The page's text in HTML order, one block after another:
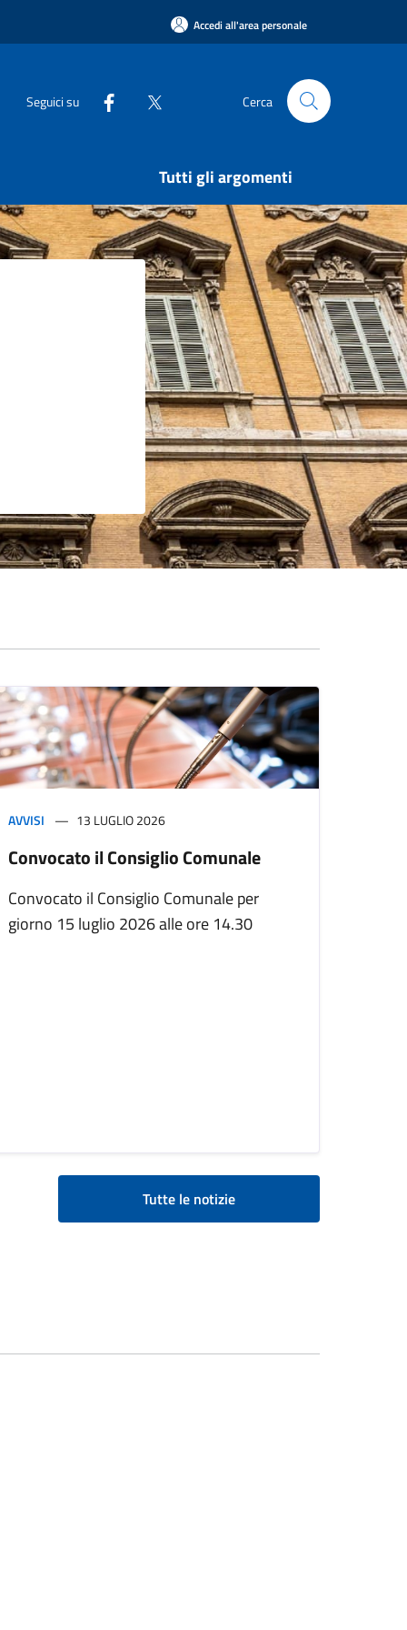
Accedi all'area personale
Seguici su Cerca
Tutti gli argomenti
AVVISI 13 LUGLIO 2026
Convocato il Consiglio Comunale
Convocato il Consiglio Comunale per
giorno 15 luglio 2026 alle ore 14.30
Tutte le notizie